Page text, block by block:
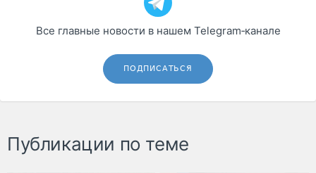
Все главные новости в нашем Telegram‑канале
ПОДПИСАТЬСЯ
Публикации по теме